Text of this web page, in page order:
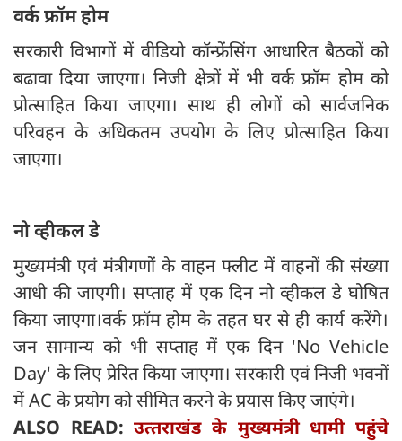
वर्क फ्रॉम होम
सरकारी विभागों में वीडियो कॉन्फ्रेंसिंग आधारित बैठकों को
बढावा दिया जाएगा। निजी क्षेत्रों में भी वर्क फ्रॉम होम को
प्रोत्साहित किया जाएगा। साथ ही लोगों को सार्वजनिक
परिवहन के अधिकतम उपयोग के लिए प्रोत्साहित किया
जाएगा।
नो व्हीकल डे
मुख्यमंत्री एवं मंत्रीगणों के वाहन फ्लीट में वाहनों की संख्या
आधी की जाएगी। सप्ताह में एक दिन नो व्हीकल डे घोषित
किया जाएगा।वर्क फ्रॉम होम के तहत घर से ही कार्य करेंगे।
जन सामान्य को भी सप्ताह में एक दिन 'No Vehicle
Day' के लिए प्रेरित किया जाएगा। सरकारी एवं निजी भवनों
में AC के प्रयोग को सीमित करने के प्रयास किए जाएंगे।
ALSO READ:उत्‍तराखंड के मुख्‍यमंत्री धामी पहुंचे